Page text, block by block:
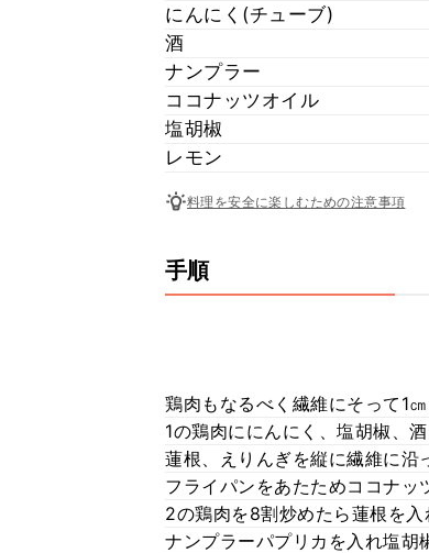
にんにく(チューブ)
酒
ナンプラー
ココナッツオイル
塩胡椒
レモン
料理を安全に楽しむための注意事項
手順
鶏肉もなるべく繊維にそって1
1の鶏肉ににんにく、塩胡椒、
蓮根、えりんぎを縦に繊維に沿
フライパンをあたためココナッ
2の鶏肉を8割炒めたら蓮根を
ナンプラーパプリカを入れ塩胡